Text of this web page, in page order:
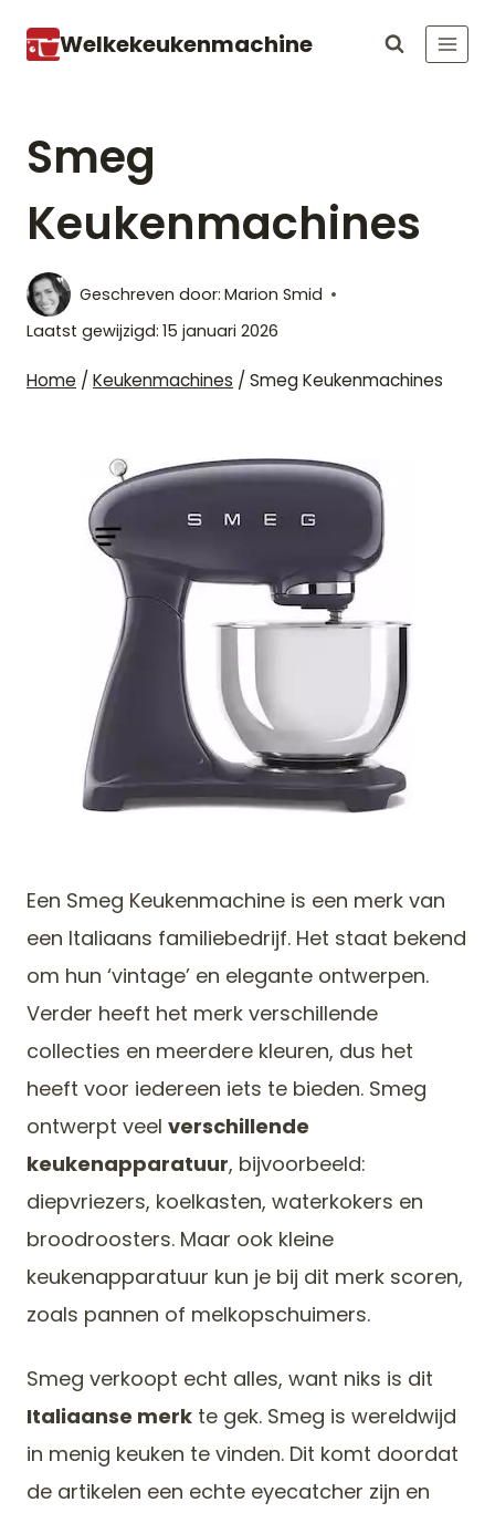
naar Welkekeukenmachine
Smeg
Keukenmachines
Geschreven door: Marion Smid
Laatst gewijzigd: 15 januari 2026
Home / Keukenmachines / Smeg Keukenmachines
Een Smeg Keukenmachine is een merk van
een Italiaans familiebedrijf. Het staat bekend
om hun ‘vintage’ en elegante ontwerpen.
Verder heeft het merk verschillende
collecties en meerdere kleuren, dus het
heeft voor iedereen iets te bieden. Smeg
ontwerpt veel verschillende
keukenapparatuur, bijvoorbeeld:
diepvriezers, koelkasten, waterkokers en
broodroosters. Maar ook kleine
keukenapparatuur kun je bij dit merk scoren,
zoals pannen of melkopschuimers.
Smeg verkoopt echt alles, want niks is dit
Italiaanse merk te gek. Smeg is wereldwijd
in menig keuken te vinden. Dit komt doordat
de artikelen een echte eyecatcher zijn en